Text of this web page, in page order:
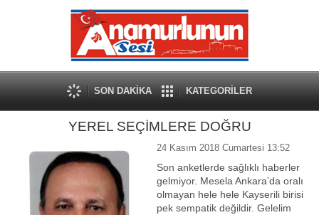
SON DAKİKA KATEGORİLER
YEREL SEÇİMLERE DOĞRU
24 Kasım 2018 Cumartesi 13:52
Son anketlerde sağlıklı haberler
gelmiyor. Mesela Ankara’da oralı
olmayan hele hele Kayserili birisi
pek sempatik değildir. Gelelim